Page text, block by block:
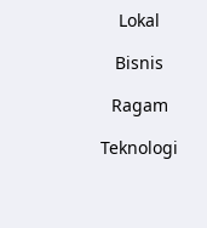
Lokal
Bisnis
Ragam
Teknologi